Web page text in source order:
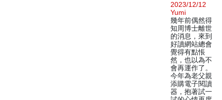
2023/12/12
Yumi
幾年前偶然得
知周博士離世
的消息，來到
好讀網站總會
覺得有點悵
然，也以為不
會再運作了。
今年為老父親
添購電子閱讀
器，抱著試一